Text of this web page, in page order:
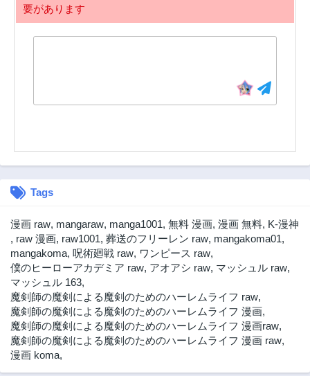
第13話
3年前 3年前
第4話
第2話
3年前
第1話
3年前
要があります
Tags
漫画 raw, mangaraw, manga1001, 無料 漫画, 漫画 無料, K-漫神
, raw 漫画, raw1001, 葬送のフリーレン raw, mangakoma01,
mangakoma, 呪術廻戦 raw, ワンピース raw,
僕のヒーローアカデミア raw, アオアシ raw, マッシュル raw,
マッシュル 163,
魔剣師の魔剣による魔剣のためのハーレムライフ raw,
魔剣師の魔剣による魔剣のためのハーレムライフ 漫画,
魔剣師の魔剣による魔剣のためのハーレムライフ 漫画raw,
魔剣師の魔剣による魔剣のためのハーレムライフ 漫画 raw,
漫画 koma,